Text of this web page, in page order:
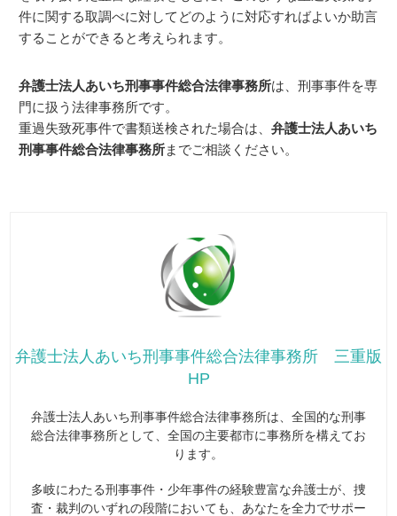
件に関する取調べに対してどのように対応すればよいか助言
することができると考えられます。
弁護士法人あいち刑事事件総合法律事務所は、刑事事件を専
門に扱う法律事務所です。
重過失致死事件で書類送検された場合は、弁護士法人あいち
刑事事件総合法律事務所までご相談ください。
弁護士法人あいち刑事事件総合法律事務所 三重版
HP
弁護士法人あいち刑事事件総合法律事務所は、全国的な刑事
総合法律事務所として、全国の主要都市に事務所を構えてお
ります。
多岐にわたる刑事事件・少年事件の経験豊富な弁護士が、捜
査・裁判のいずれの段階においても、あなたを全力でサポー